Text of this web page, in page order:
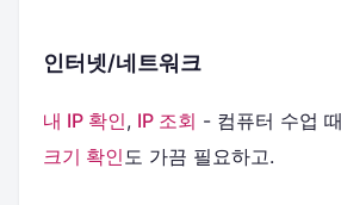
인터넷/네트워크
내 IP 확인, IP 조회 - 컴퓨터 수업
크기 확인도 가끔 필요하고.